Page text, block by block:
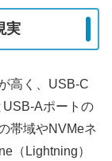
実
高く、USB‑C
ポートの
帯域やNVMeネ
（Lightning）